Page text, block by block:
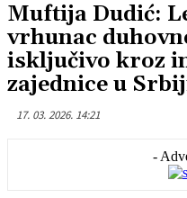
Muftija Dudić:
vrhunac
isključivo kroz
zajednice u
17. 03. 2026. 14:21
-